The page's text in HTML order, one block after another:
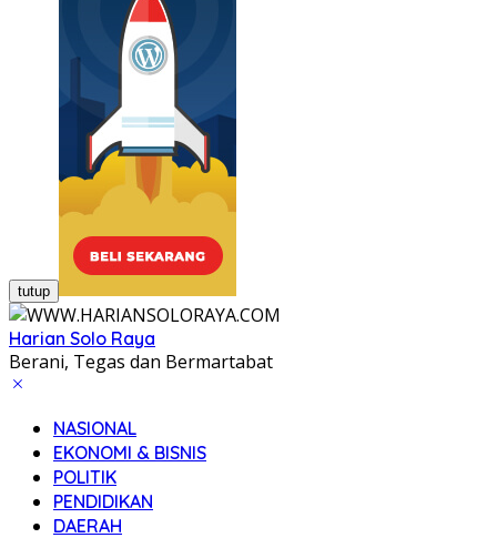
tutup
Harian Solo Raya
Berani, Tegas dan Bermartabat
NASIONAL
EKONOMI & BISNIS
POLITIK
PENDIDIKAN
DAERAH